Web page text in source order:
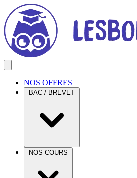
NOS OFFRES
BAC / BREVET
NOS COURS